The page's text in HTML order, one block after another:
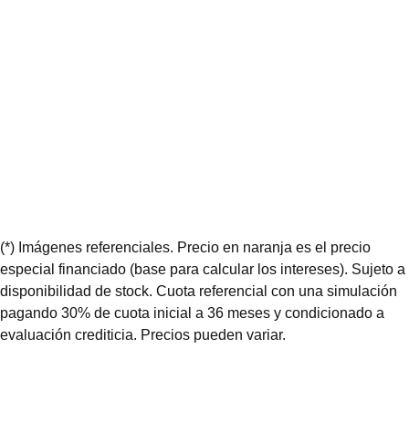
(*) Imágenes referenciales. Precio en naranja es el precio
especial financiado (base para calcular los intereses). Sujeto a
disponibilidad de stock. Cuota referencial con una simulación
pagando 30% de cuota inicial a 36 meses y condicionado a
evaluación crediticia. Precios pueden variar.